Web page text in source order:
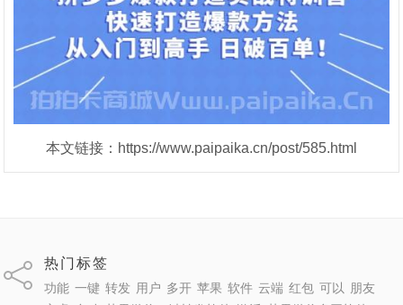
本文链接：https://www.paipaika.cn/post/585.html
热门标签
功能 一键 转发 用户 多开 苹果 软件 云端 红包 可以
朋友